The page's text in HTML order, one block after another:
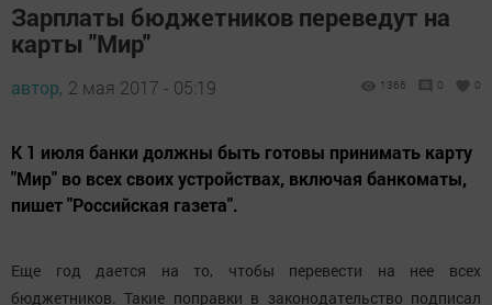
Зарплаты бюджетников переведут на
карты "Мир"
автор, 2 мая 2017 - 05:19 1366 0 0
К 1 июля банки должны быть готовы принимать карту
"Мир" во всех своих устройствах, включая банкоматы,
пишет "Российская газета".
Еще год дается на то, чтобы перевести на нее всех
бюджетников. Такие поправки в законодательство подписал